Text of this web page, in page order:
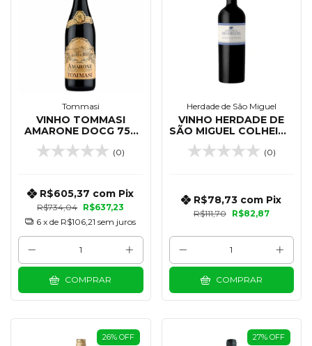
Tommasi
VINHO TOMMASI
AMARONE DOCG 750
ML - 2020
(0)
R$734,04 R$637,23
R$605,37 com Pix
6 x de R$106,21 sem juros
COMPRAR
Herdade de São Miguel
VINHO HERDADE DE
SÃO MIGUEL COLHEITA
SELECIONADA TINTO
750 ML
(0)
R$111,70 R$82,87
R$78,73 com Pix
COMPRAR
26% OFF 27% OFF